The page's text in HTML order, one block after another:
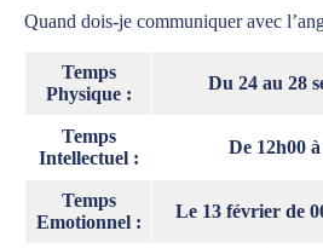
Quand dois-je communiquer avec
Temps
Physique :
Du 24 au 28
Temps
Intellectuel :
De 12h00
Temps
Emotionnel :
Le 13 février de